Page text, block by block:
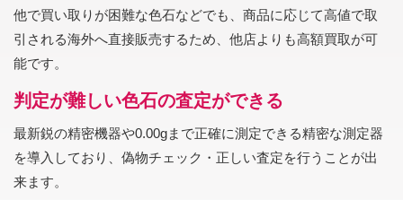
他で買い取りが困難な色石などでも、商品に応じて高値で取
引される海外へ直接販売するため、他店よりも高額買取が可
能です。
判定が難しい色石の査定ができる
最新鋭の精密機器や0.00gまで正確に測定できる精密な測定器
を導入しており、偽物チェック・正しい査定を行うことが出
来ます。